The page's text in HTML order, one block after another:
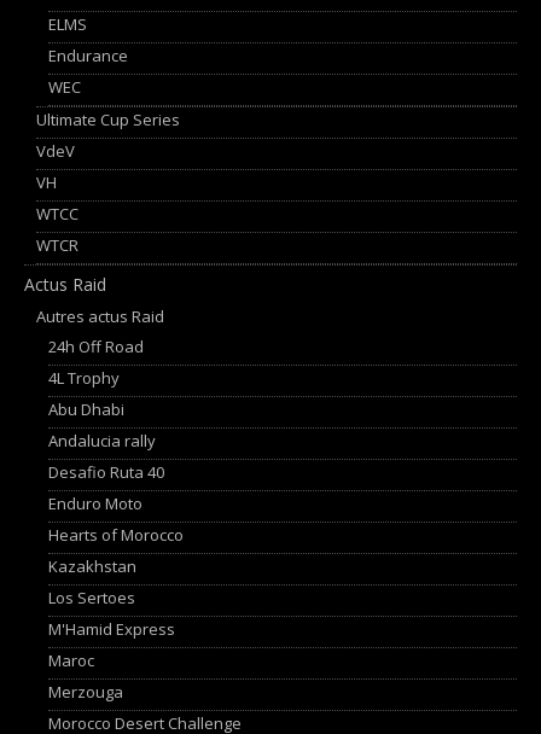
ELMS
Endurance
WEC
Ultimate Cup Series
VdeV
VH
WTCC
WTCR
Actus Raid
Autres actus Raid
24h Off Road
4L Trophy
Abu Dhabi
Andalucia rally
Desafio Ruta 40
Enduro Moto
Hearts of Morocco
Kazakhstan
Los Sertoes
M'Hamid Express
Maroc
Merzouga
Morocco Desert Challenge